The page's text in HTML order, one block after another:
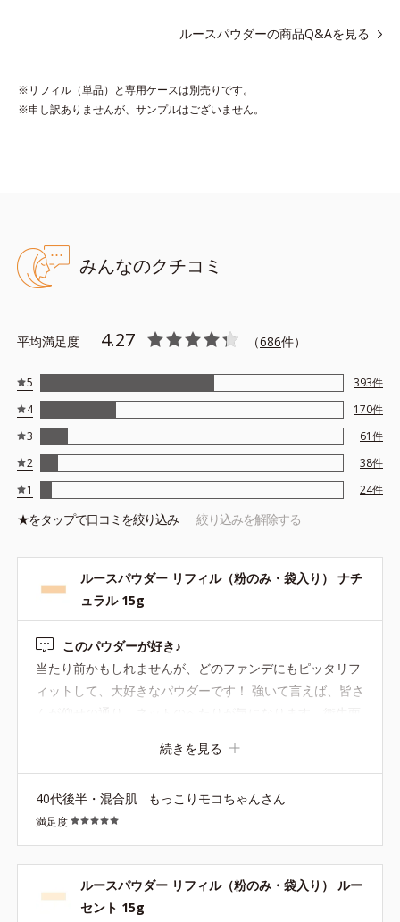
クトグロウパウダー＝質感向上粉体 ●ヒアルロン酸内包パウダー配
合 ●浸透型ヒアルロン酸エキス配合 ●モイストケアベースEX＝保
湿力の高い粉体の処方 ●肌環境コントロールパウダー＝肌表面の水
ルースパウダーの商品Q&Aを見る
※リフィル（単品）と専用ケースは別売りです。
※申し訳ありませんが、サンプルはございません。
みんなのクチコミ
平均満足度 4.27 （686件）
5 393件
4
170件
3
61件
2
38件
1
24件
★をタップで口コミを絞り込み 絞り込みを解除する
ルースパウダー リフィル（粉のみ・袋入り） ナチ
ュラル 15g
このパウダーが好き♪
当たり前かもしれませんが、どのファンデにもピッタリフ
ィットして、大好きなパウダーです！ 強いて言えば、皆さ
続きを見る
40代後半・混合肌 もっこりモコちゃんさん
満足度
ルースパウダー リフィル（粉のみ・袋入り） ルー
セント 15g